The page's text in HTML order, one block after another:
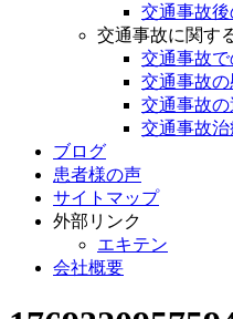
交通事故
交通事故に関す
交通事故
交通事故
交通事故
交通事故
ブログ
患者様の声
サイトマップ
外部リンク
エキテン
会社概要